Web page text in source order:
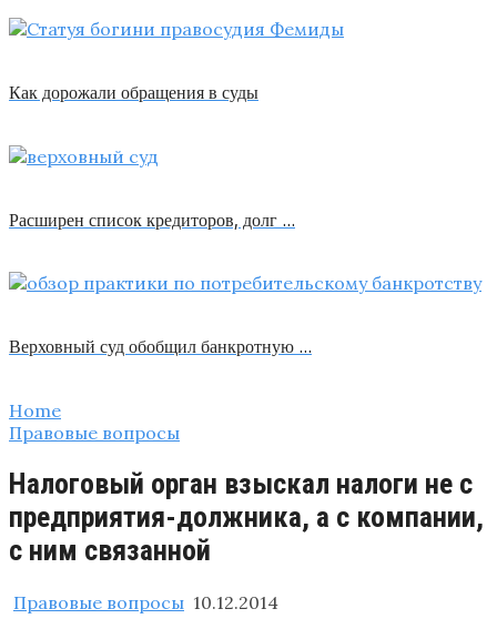
Как дорожали обращения в суды
Расширен список кредиторов, долг …
Верховный суд обобщил банкротную …
Home
Правовые вопросы
Налоговый орган взыскал налоги не с
предприятия-должника, а с компании,
с ним связанной
Правовые вопросы 10.12.2014